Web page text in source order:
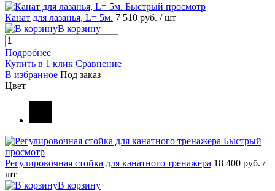
Быстрый просмотр
Канат для лазанья, L= 5м. 7 510 руб. / шт
В корзину
Подробнее
Купить в 1 клик Сравнение
В избранное Под заказ
Цвет
Быстрый
просмотр
Регулировочная стойка для канатного тренажера 18 400 руб. /
шт
В корзину